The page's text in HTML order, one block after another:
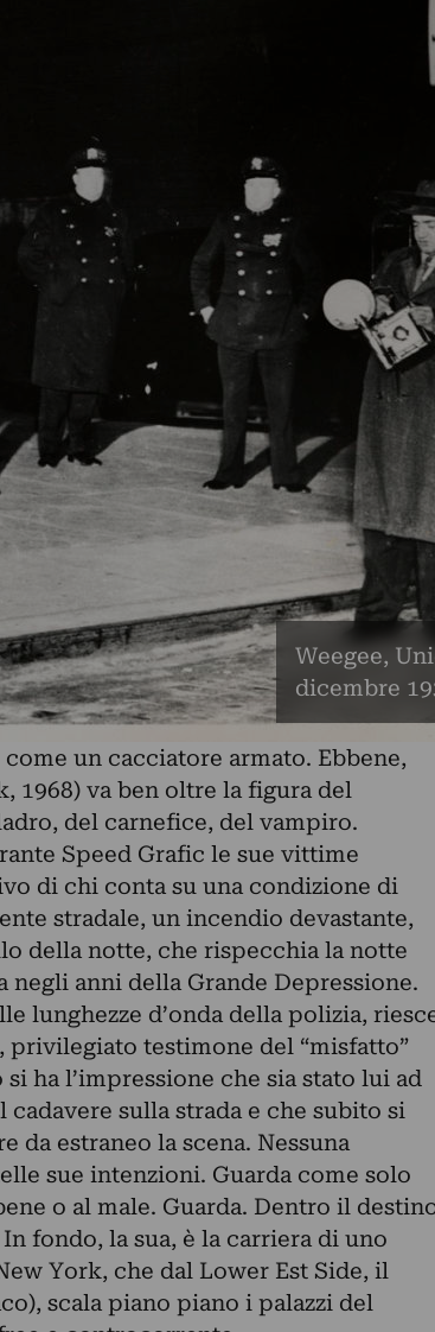
Weegee,
dicembre
un cacciatore armato. Ebbene,
1968) va ben oltre la figura del
del carnefice, del vampiro.
Speed Grafic le sue vittime
di chi conta su una condizione di
stradale, un incendio devastante,
della notte, che rispecchia la notte
negli anni della Grande Depressione.
lunghezze d’onda della polizia,
testimone del “misfatto”
ha l’impressione che sia stato lui ad
sulla strada e che subito si
da estraneo la scena. Nessuna
sue intenzioni. Guarda come solo
o al male. Guarda. Dentro il
fondo, la sua, è la carriera di uno
York, che dal Lower Est Side, il
scala piano piano i palazzi del